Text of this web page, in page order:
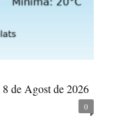
de Agost de 2026
0